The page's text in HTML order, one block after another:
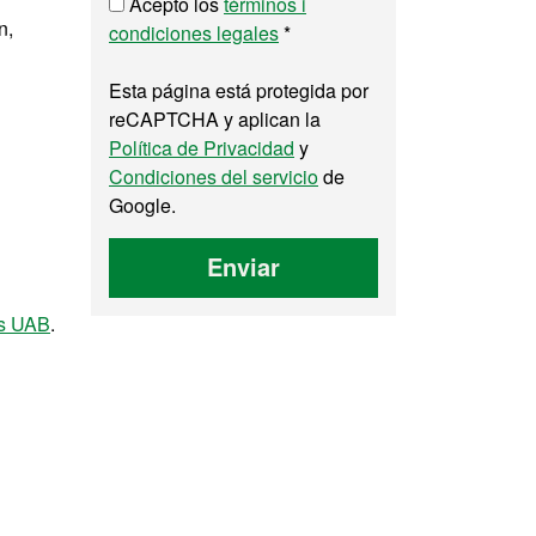
UAB.
condiciones legales*
Esta página está protegida por
reCAPTCHA y aplican la
Política de Privacidad y
Condiciones del serviciode
Google.
Enviar